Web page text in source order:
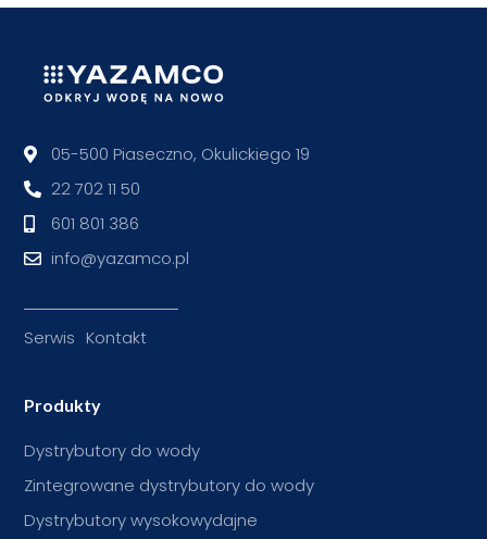
05-500 Piaseczno, Okulickiego 19
22 702 11 50
601 801 386
info@yazamco.pl
Serwis Kontakt
Produkty
Dystrybutory do wody
Zintegrowane dystrybutory do wody
Dystrybutory wysokowydajne